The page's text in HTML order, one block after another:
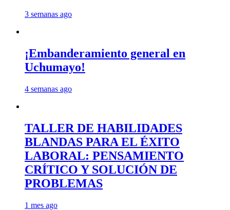
3 semanas ago
¡Embanderamiento general en
Uchumayo!
4 semanas ago
TALLER DE HABILIDADES
BLANDAS PARA EL ÉXITO
LABORAL: PENSAMIENTO
CRÍTICO Y SOLUCIÓN DE
PROBLEMAS
1 mes ago